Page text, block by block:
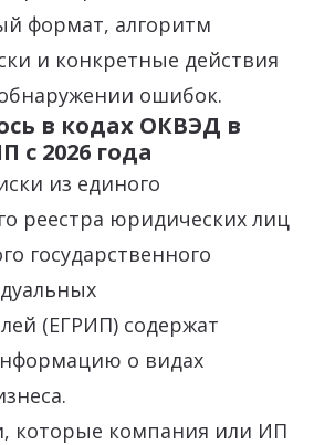
формат, алгоритм
и конкретные действия
ошибок.
в кодах ОКВЭД в
с 2026 года
из единого
реестра юридических лиц
государственного
(ЕГРИП) содержат
о видах
которые компания или ИП